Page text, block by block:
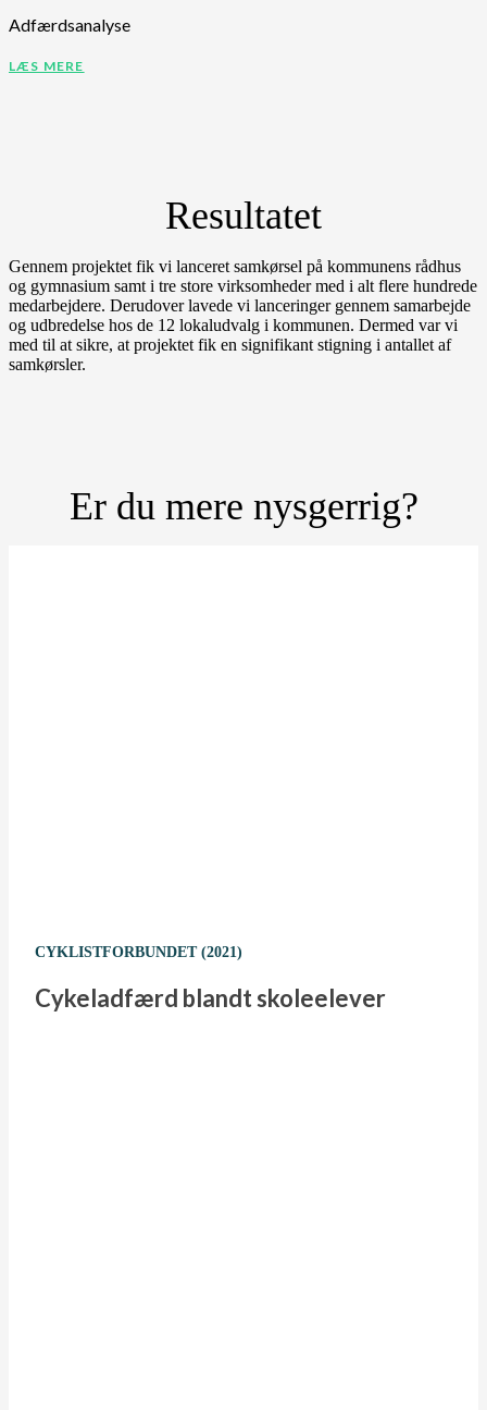
Adfærdsanalyse
LÆS MERE
Resultatet
Gennem projektet fik vi lanceret samkørsel på kommunens rådhus
og gymnasium samt i tre store virksomheder med i alt flere hundrede
medarbejdere. Derudover lavede vi lanceringer gennem samarbejde
og udbredelse hos de 12 lokaludvalg i kommunen. Dermed var vi
med til at sikre, at projektet fik en signifikant stigning i antallet af
samkørsler.
Er du mere nysgerrig?
CYKLISTFORBUNDET (2021)
Cykeladfærd blandt skoleelever